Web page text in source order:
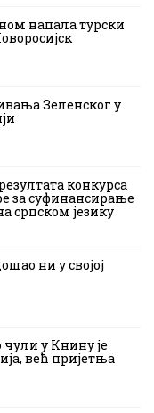
напала турски
Зеленског у
конкурса
за суфинансирање
српском језику
ни у својој
у Книну је
већ пријетња